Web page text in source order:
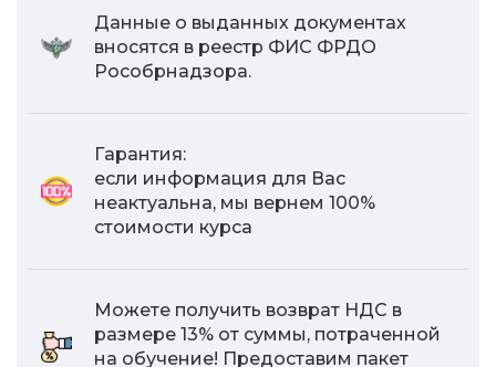
Данные о выданных документах
вносятся в реестр ФИС ФРДО
Рособрнадзора.
Гарантия:
если информация для Вас
неактуальна, мы вернем 100%
стоимости курса
Можете получить возврат НДС в
размере 13% от суммы, потраченной
на обучение! Предоставим пакет